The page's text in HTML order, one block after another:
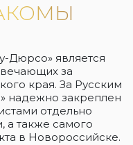
Дюрсо» является
за
края. За Русским
надежно закреплен
отдельно
а также самого
в Новороссийске.